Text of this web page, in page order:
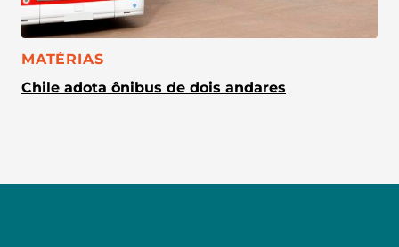
CATEGORIA:
MATÉRIAS
Chile adota ônibus de dois andares